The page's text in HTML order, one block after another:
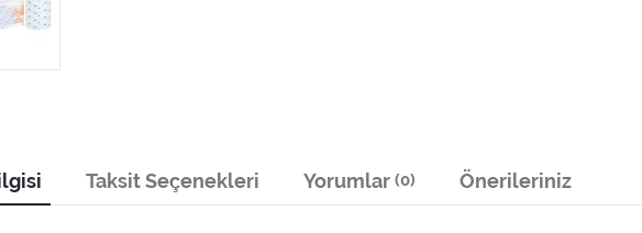
Taksit Seçenekleri Yorumlar (0) Önerileriniz